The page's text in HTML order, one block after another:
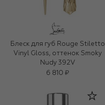
Блеск для губ Rouge Stiletto
Vinyl Gloss, оттенок Smoky
Nudy 392V
6 810 ₽